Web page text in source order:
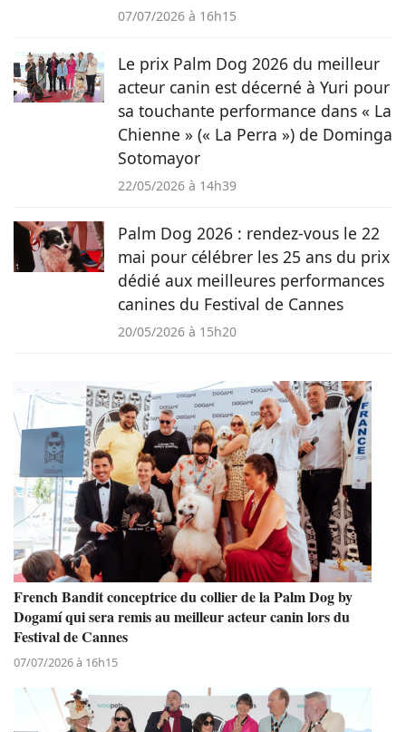
07/07/2026 à 16h15
Le prix Palm Dog 2026 du meilleur
acteur canin est décerné à Yuri pour
sa touchante performance dans « La
Chienne » (« La Perra ») de Dominga
Sotomayor
22/05/2026 à 14h39
Palm Dog 2026 : rendez-vous le 22
mai pour célébrer les 25 ans du prix
dédié aux meilleures performances
canines du Festival de Cannes
20/05/2026 à 15h20
French Bandit conceptrice du collier de la Palm Dog by
Dogamí qui sera remis au meilleur acteur canin lors du
Festival de Cannes
07/07/2026 à 16h15